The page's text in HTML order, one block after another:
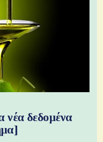
νέα δεδομένα